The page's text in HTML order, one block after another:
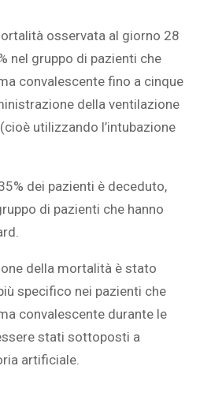
osservata al giorno 28
nel gruppo di pazienti che
convalescente fino a cinque
della ventilazione
utilizzando l’intubazione
dei pazienti è deceduto,
di pazienti che hanno
della mortalità è stato
specifico nei pazienti che
convalescente durante le
stati sottoposti a
artificiale.